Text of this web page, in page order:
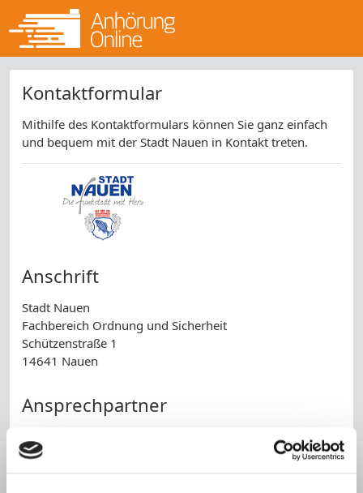
Kontaktformular
Mithilfe des Kontaktformulars können Sie ganz einfach
und bequem mit der Stadt Nauen in Kontakt treten.
Anschrift
Stadt Nauen
Fachbereich Ordnung und Sicherheit
Schützenstraße 1
14641 Nauen
Ansprechpartner
Telefon:
Telefax: +49 (0) 3321 40 82 16